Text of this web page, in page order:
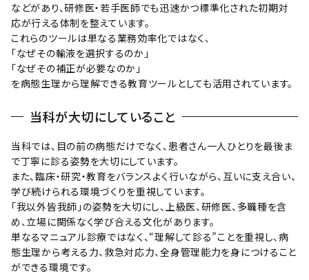
などがあり、研修医・若手医師でも迅速かつ標準化された初期対
応が行える体制を整えています。
これらのツールは単なる業務効率化ではなく、
「なぜその輸液を選択するのか」
「なぜその補正が必要なのか」
を病態生理から理解できる教育ツールとしても活用されています。
当科が大切にしていること
当科では、目の前の病態だけでなく、患者さん一人ひとりを最後ま
で丁寧に診る姿勢を大切にしています。
また、臨床・研究・教育をバランスよく行いながら、互いに支え合い、
学び続けられる環境づくりを重視しています。
「我以外皆我師」の姿勢を大切にし、上級医、研修医、多職種を含
め、立場に関係なく学び合える文化があります。
単なるマニュアル診療ではなく、“理解して診る”ことを重視し、病
態生理から考える力、救急対応力、全身管理能力を身につけること
ができる環境です。